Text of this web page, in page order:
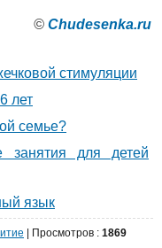
© Сhudesenka.ru
стимуляции
лет
семье?
занятия для детей
язык
Просмотров : 1869